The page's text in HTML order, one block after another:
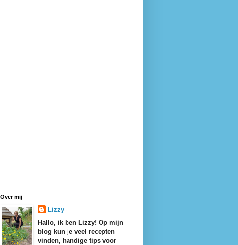
Over mij
Lizzy
Hallo, ik ben Lizzy! Op mijn
blog kun je veel recepten
vinden, handige tips voor